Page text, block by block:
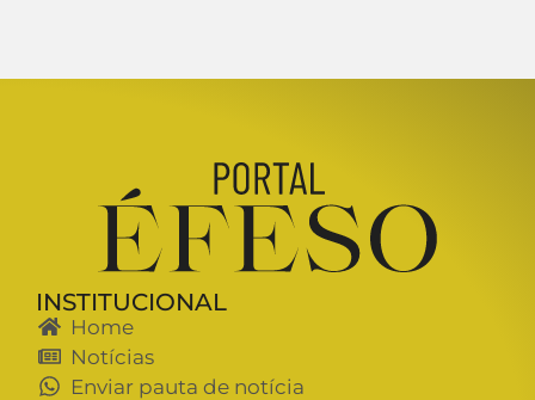
INSTITUCIONAL
Home
Notícias
Enviar pauta de notícia